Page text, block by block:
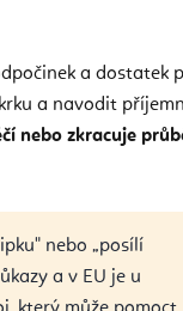
a dostatek
a navodit
nebo zkracuje
nebo „posílí
a v EU je u